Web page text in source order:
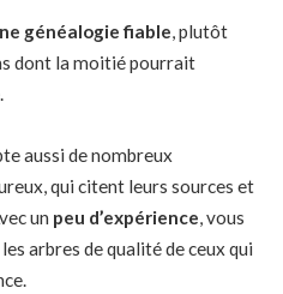
généalogie fiable, plutôt
dont la moitié pourrait
aussi de nombreux
qui citent leurs sources et
un peu d’expérience, vous
arbres de qualité de ceux qui